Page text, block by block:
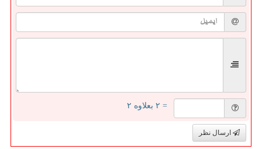
= ۲ بعلاوه ۲
ارسال نظر